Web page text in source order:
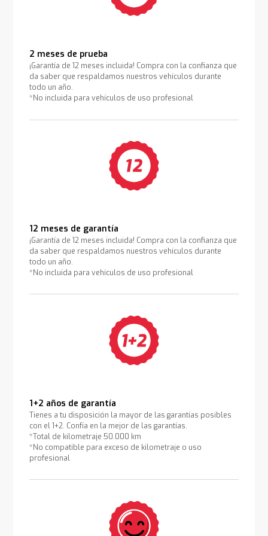
2 meses de prueba
¡Garantía de 12 meses incluida! Compra con la confianza que
da saber que respaldamos nuestros vehículos durante
todo un año.
*No incluida para vehículos de uso profesional
12 meses de garantía
¡Garantía de 12 meses incluida! Compra con la confianza que
da saber que respaldamos nuestros vehículos durante
todo un año.
*No incluida para vehículos de uso profesional
1+2 años de garantía
Tienes a tu disposición la mayor de las garantías posibles
con el 1+2. Confía en la mejor de las garantías.
*Total de kilometraje 50.000 km
*No compatible para exceso de kilometraje o uso
profesional